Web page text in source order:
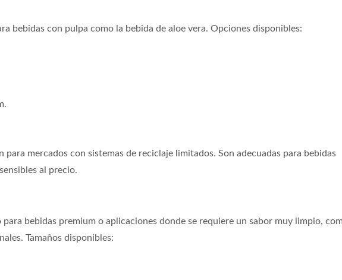
bebidas con pulpa como la bebida de aloe vera. Opciones disponibles:
para mercados con sistemas de reciclaje limitados. Son adecuadas para bebidas
al precio.
bebidas premium o aplicaciones donde se requiere un sabor muy limpio,
Tamaños disponibles: